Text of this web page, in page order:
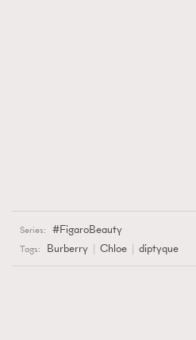
Series: FigaroBeauty
Tags: Burberry Chloe diptyque